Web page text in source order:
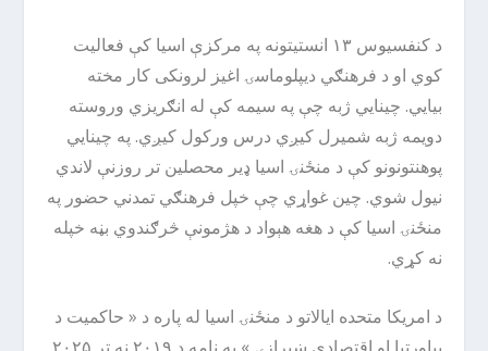
د کنفسیوس ۱۳ انستیتونه په مرکزې اسیا کې فعالیت
کوي او د فرهنګي دیپلوماسۍ اغیز لرونکی کار مخته
بیایي. چینایي ژبه چې په سیمه کې له انګریزي وروسته
دویمه ژبه شمیرل کیږي درس ورکول کیږي. په چینایي
پوهنتونونو کې د منځنۍ اسیا ډیر محصلین تر روزنې لاندي
نیول شوي. چین غواړي چې خپل فرهنګي تمدني حضور په
منځنۍ اسیا کې د هغه هېواد د هژمونې څرګندوي بڼه خپله
نه کړي.
د امریکا متحده ایالاتو د منځنۍ اسیا له پاره د « حاکمیت د
پیاوړتیا او اقتصادي ښیرازۍ » په نامه د ۲۰۱۹ نه تر ۲۰۲۵